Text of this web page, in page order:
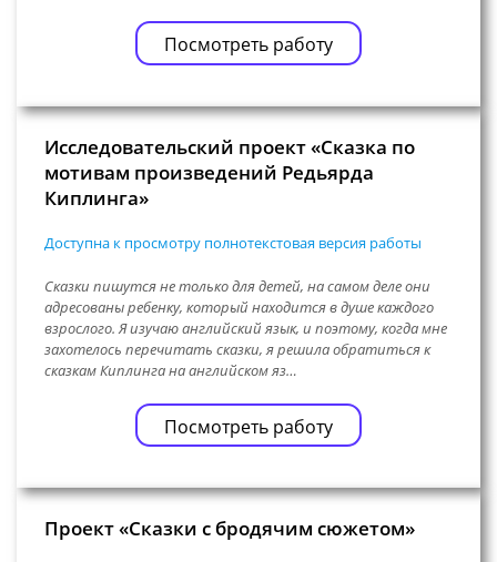
Посмотреть работу
Исследовательский проект «Сказка по
мотивам произведений Редьярда
Киплинга»
Доступна к просмотру полнотекстовая версия работы
Сказки пишутся не только для детей, на самом деле они
адресованы ребенку, который находится в душе каждого
взрослого. Я изучаю английский язык, и поэтому, когда мне
захотелось перечитать сказки, я решила обратиться к
сказкам Киплинга на английском яз…
Посмотреть работу
Проект «Сказки с бродячим сюжетом»